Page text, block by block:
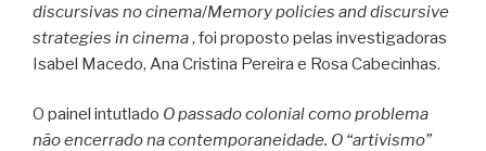
discursivas no cinema/Memory policies and discursive
strategies in cinema, foi proposto pelas investigadoras
Isabel Macedo, Ana Cristina Pereira e Rosa Cabecinhas.
O painel intutlado O passado colonial como problema
não encerrado na contemporaneidade. O “artivismo”